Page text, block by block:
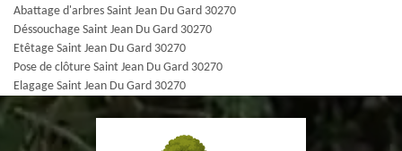
Abattage d'arbres Saint Jean Du Gard 30270
Déssouchage Saint Jean Du Gard 30270
Etêtage Saint Jean Du Gard 30270
Pose de clôture Saint Jean Du Gard 30270
Elagage Saint Jean Du Gard 30270